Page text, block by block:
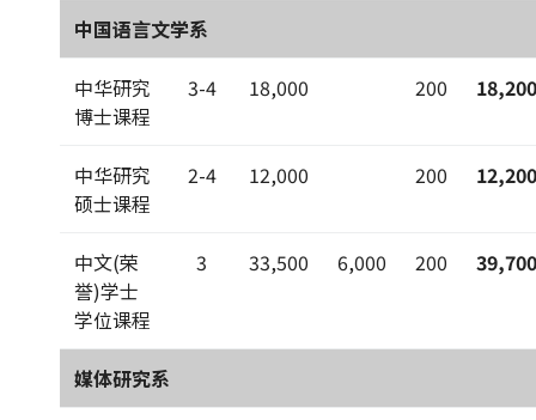
中国语言文学系
中华研究
博士课程
3-4 18,000 200 18,200
中华研究
硕士课程
2-4 12,000 200 12,200
中文(荣
誉)学士
学位课程
3 33,500 6,000 200 39,700
媒体研究系